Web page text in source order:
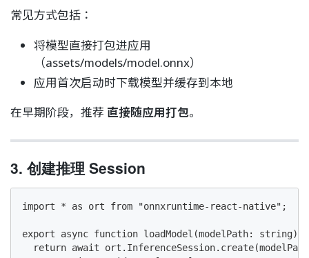
常见方式包括：
将模型直接打包进应用
（assets/models/model.onnx）
应用首次启动时下载模型并缓存到本地
在早期阶段，推荐 直接随应用打包。
3. 创建推理 Session
import * as ort from "onnxruntime-react-native";
export async function loadModel(modelPath: string) {
return await